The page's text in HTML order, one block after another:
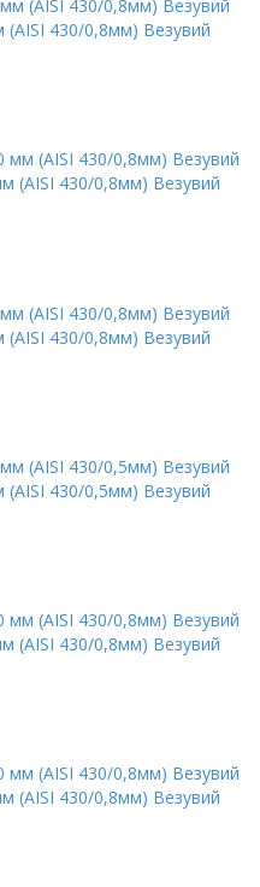
(AISI 430/0,8мм) Везувий
(AISI 430/0,8мм) Везувий
(AISI 430/0,8мм) Везувий
(AISI 430/0,5мм) Везувий
(AISI 430/0,8мм) Везувий
(AISI 430/0,8мм) Везувий